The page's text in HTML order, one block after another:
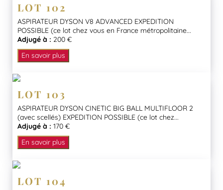
LOT 102
ASPIRATEUR DYSON V8 ADVANCED EXPEDITION
POSSIBLE (ce lot chez vous en France métropolitaine...
Adjugé à : 200 €
En savoir plus
LOT 103
ASPIRATEUR DYSON CINETIC BIG BALL MULTIFLOOR 2
(avec scellés) EXPEDITION POSSIBLE (ce lot chez...
Adjugé à : 170 €
En savoir plus
LOT 104